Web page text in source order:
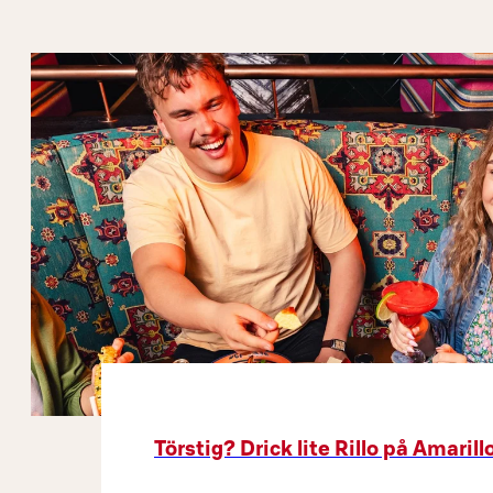
Törstig? Drick lite Rillo på